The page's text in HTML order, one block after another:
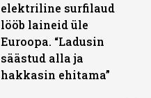
elektriline surfilaud
lööb laineid üle
Euroopa. “Ladusin
säästud alla ja
hakkasin ehitama”